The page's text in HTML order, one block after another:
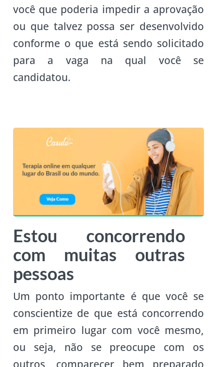
você que poderia impedir a aprovação
ou que talvez possa ser desenvolvido
conforme o que está sendo solicitado
para a vaga na qual você se
candidatou.
Estou concorrendo
com muitas outras
pessoas
Um ponto importante é que você se
conscientize de que está concorrendo
em primeiro lugar com você mesmo,
ou seja, não se preocupe com os
outros, comparecer bem preparado